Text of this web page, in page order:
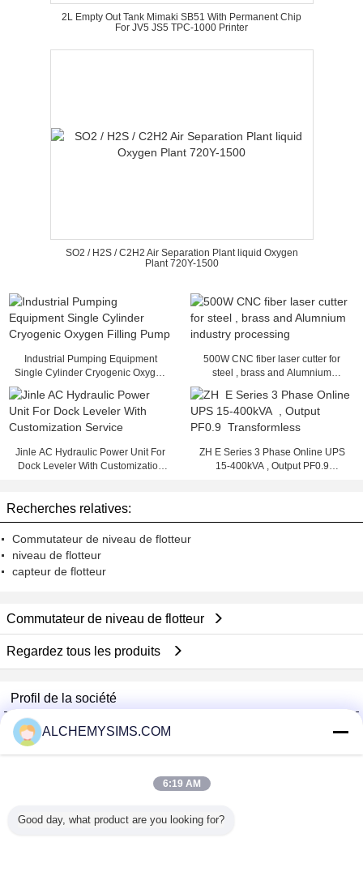
2L Empty Out Tank Mimaki SB51 With Permanent Chip
For JV5 JS5 TPC-1000 Printer
SO2 / H2S / C2H2 Air Separation Plant liquid Oxygen
Plant 720Y-1500
Industrial Pumping Equipment
Single Cylinder Cryogenic Oxygen
500W CNC fiber laser cutter for
steel , brass and Alumnium
Jinle AC Hydraulic Power Unit For
Dock Leveler With Customization
ZH E Series 3 Phase Online UPS
15-400kVA , Output PF0.9
Recherches relatives:
Commutateur de niveau de flotteur
niveau de flotteur
capteur de flotteur
Commutateur de niveau de flotteur
Regardez tous les produits
Profil de la société
Shenzhen City Breaker Co., Ltd.
Fournisseurs vérifié
Verified Suplier
ALCHEMYSIMS.COM
6:19 AM
Good day, what product are you looking for?